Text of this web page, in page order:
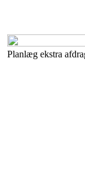
Planlæg ekstra